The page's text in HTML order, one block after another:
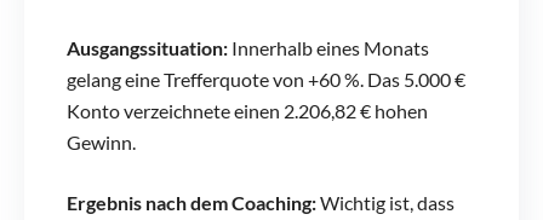
Ausgangssituation: Innerhalb eines Monats
gelang eine Trefferquote von +60 %. Das 5.000 €
Konto verzeichnete einen 2.206,82 € hohen
Gewinn.
Ergebnis nach dem Coaching:Wichtig ist, dass